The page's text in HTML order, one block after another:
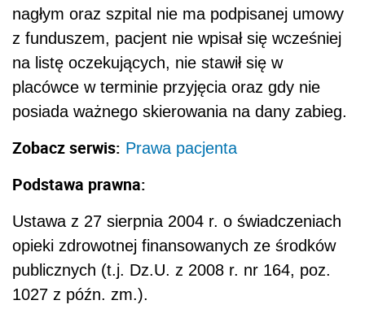
nagłym oraz szpital nie ma podpisanej umowy
z funduszem, pacjent nie wpisał się wcześniej
na listę oczekujących, nie stawił się w
placówce w terminie przyjęcia oraz gdy nie
posiada ważnego skierowania na dany zabieg.
Zobacz serwis: Prawa pacjenta
Podstawa prawna:
Ustawa z 27 sierpnia 2004 r. o świadczeniach
opieki zdrowotnej finansowanych ze środków
publicznych (t.j. Dz.U. z 2008 r. nr 164, poz.
1027 z późn. zm.).